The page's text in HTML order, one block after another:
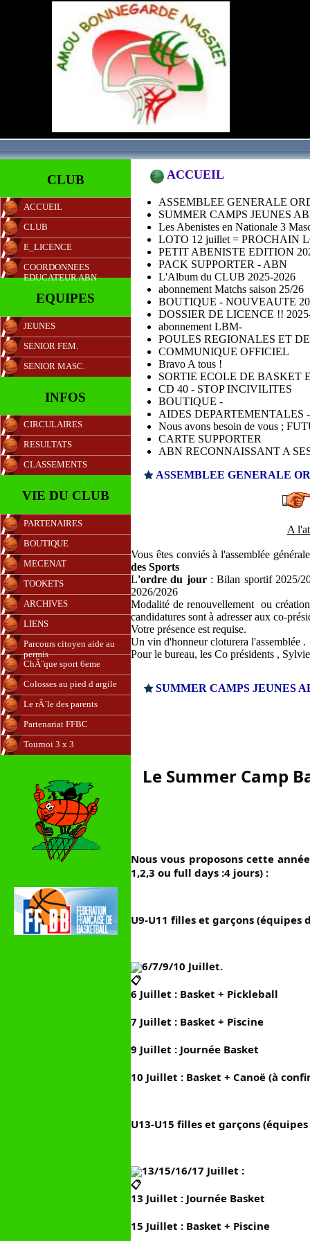
CLUB
ACCUEIL
CLUB
E_LICENCE
COORDONNEES
EDUCATEUR ABN
EQUIPES
JEUNES
SENIOR FEM.
SENIOR MASC.
INFOS
CIRCULAIRES
RESULTATS
CLASSEMENTS
VIE DU CLUB
PARTENAIRES
BOUTIQUE
MECENAT
TOOKETS
ARCHIVES
LIENS
Parcours citoyen aide au
permis
ChÃ¨que sport 6eme
Colosses au pied d argile
Le rÃ´le des parents
Partenariat FFBC
Tournoi 3 x 3
ACCUEIL
ASSEMBLEE GENERALE
SUMMER CAMPS JEUNES
Les Abenistes en Nationale 3
LOTO 12 juillet = PROCHAIN
PETIT ABENISTE EDITION
PACK SUPPORTER - ABN
L'Album du CLUB 2025-2026
abonnement Matchs saison 25/26
BOUTIQUE - NOUVEAUTE
DOSSIER DE LICENCE !!
abonnement LBM-
POULES REGIONALES ET
COMMUNIQUE OFFICIEL
Bravo A tous !
SORTIE ECOLE DE BASKET
CD 40 - STOP INCIVILITES
BOUTIQUE -
AIDES DEPARTEMENTALES
Nous avons besoin de vous ;
CARTE SUPPORTER
ABN RECONNAISSANT A
ASSEMBLEE GENERALE
A
Vous êtes conviés à l'assemblée
des Sports
L'ordre du jour: Bilan sportif 2025/
2026/2026
Modalité de renouvellement ou
candidatures sont à adresser aux co-
Votre présence est requise.
Un vin d'honneur cloturera l'assemblée .
Pour le bureau, les Co présidents ,
SUMMER CAMPS JEUNES
Le Summer Camp
Nous vous proposons cette
1,2,3 ou full days :4 jours) :
U9-U11 filles et garçons (équipes
6/7/9/10 Juillet.
6 Juillet : Basket + Pickleball
7 Juillet : Basket + Piscine
9 Juillet : Journée Basket
10 Juillet : Basket + Canoë (à
U13-U15 filles et garçons
13/15/16/17 Juillet :
13 Juillet : Journée Basket
15 Juillet : Basket + Piscine